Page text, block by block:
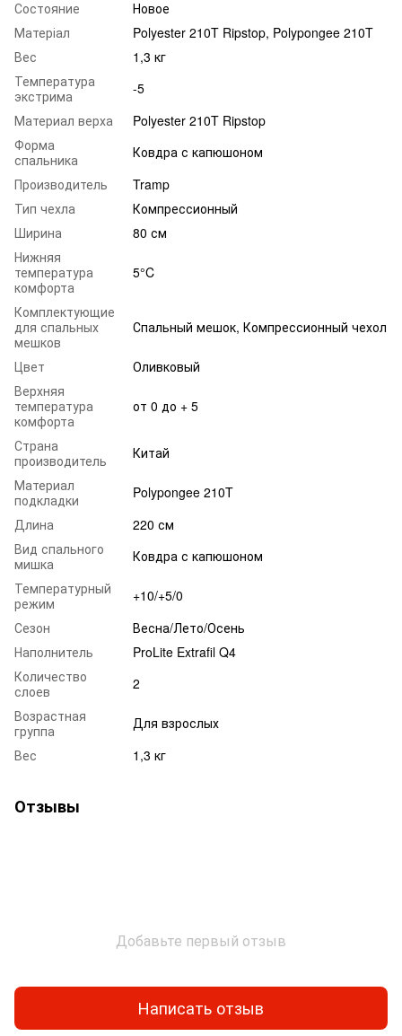
Состояние
Новое
Матеріал
Polyester 210T Ripstop, Polypongee 210T
Вес
1,3 кг
Температура
экстрима
-5
Материал верха
Polyester 210T Ripstop
Форма
спальника
Ковдра с капюшоном
Производитель
Tramp
Тип чехла
Компрессионный
Ширина
80 см
Нижняя
температура
комфорта
5°C
Комплектующие
для спальных
мешков
Спальный мешок, Компрессионный чехол
Цвет
Оливковый
Верхняя
температура
комфорта
от 0 до + 5
Страна
производитель
Китай
Материал
подкладки
Polypongee 210T
Длина
220 см
Вид спального
мишка
Ковдра с капюшоном
Температурный
режим
+10/+5/0
Сезон
Весна/Лето/Осень
Наполнитель
ProLite Extrafil Q4
Количество
слоев
2
Возрастная
группа
Для взрослых
Вес
1,3 кг
Отзывы
Добавьте первый отзыв
Написать отзыв